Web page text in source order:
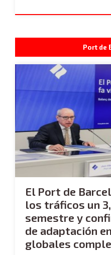
Port de
El Port de
los tráficos un
semestre y
de adaptación
globales